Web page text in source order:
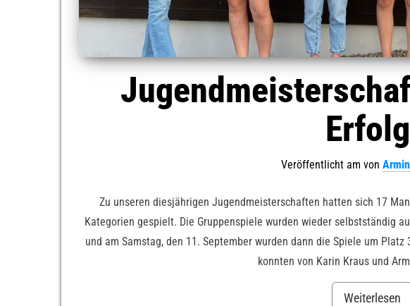
Veröffentlicht am von
Zu unseren diesjährigen Jugendmeisterschaften hatten sich 17
Kategorien gespielt. Die Gruppenspiele wurden wieder selbstständig
und am Samstag, den 11. September wurden dann die Spiele um
konnten von Karin Kraus und
Weiterlesen